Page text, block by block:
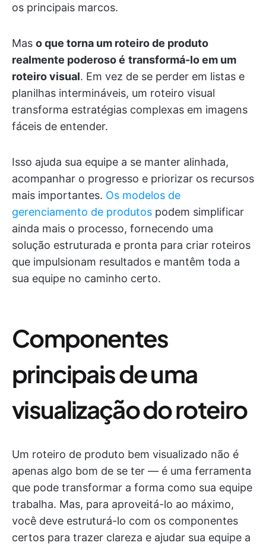
os principais marcos.
Mas o que torna um roteiro de produto
realmente poderoso é transformá-lo em um
roteiro visual. Em vez de se perder em listas e
planilhas intermináveis, um roteiro visual
transforma estratégias complexas em imagens
fáceis de entender.
Isso ajuda sua equipe a se manter alinhada,
acompanhar o progresso e priorizar os recursos
mais importantes. Os modelos de
gerenciamento de produtos podem simplificar
ainda mais o processo, fornecendo uma
solução estruturada e pronta para criar roteiros
que impulsionam resultados e mantêm toda a
sua equipe no caminho certo.
Componentes
principais de uma
visualização do roteiro
Um roteiro de produto bem visualizado não é
apenas algo bom de se ter — é uma ferramenta
que pode transformar a forma como sua equipe
trabalha. Mas, para aproveitá-lo ao máximo,
você deve estruturá-lo com os componentes
certos para trazer clareza e ajudar sua equipe a